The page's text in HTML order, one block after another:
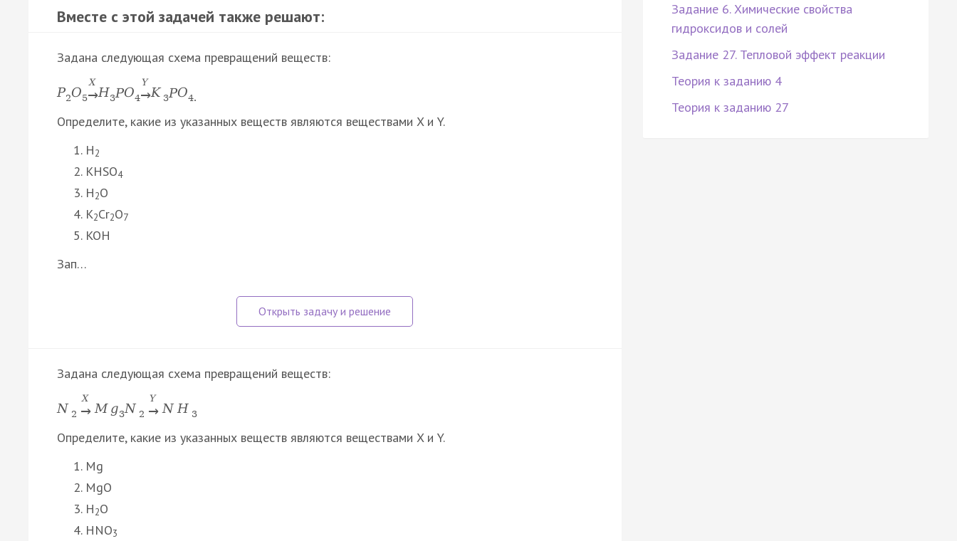
Вместе с этой задачей также решают:
Задана следующая схема превращений веществ:
P2O5
X
→Н3PO4
Y
→K 3PO4.
Определите, какие из указанных веществ являются веществами X и Y.
H2
KHSO4
H2O
K2Cr2O7
KOH
Зап…
Задана следующая схема превращений веществ:
N 2
X
→ M g3N 2
Y
→ NH 3
Определите, какие из указанных веществ являются веществами X и Y.
Mg
MgO
H2O
HNO3
Задание 6. Химические свойства
гидроксидов и солей
Задание 27. Тепловой эффект реакции
Теория к заданию 4
Теория к заданию 27